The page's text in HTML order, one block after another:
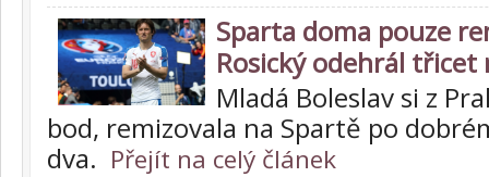
Sparta doma pouze
Rosický odehrál
Mladá Boleslav si z
bod, remizovala na Spartě po
dva. Přejít na celý článek